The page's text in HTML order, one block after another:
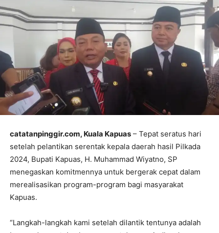
catatanpinggir.com, Kuala Kapuas – Tepat seratus hari
setelah pelantikan serentak kepala daerah hasil Pilkada
2024, Bupati Kapuas, H. Muhammad Wiyatno, SP
menegaskan komitmennya untuk bergerak cepat dalam
merealisasikan program-program bagi masyarakat
Kapuas.
“Langkah-langkah kami setelah dilantik tentunya adalah